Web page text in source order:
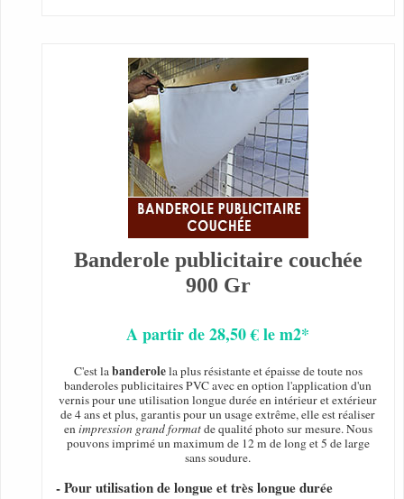
Banderole publicitaire couchée
900 Gr
A partir de 28,50 € le m2*
C'est labanderolela plus résistante et épaisse de toute nos
banderoles publicitaires PVC avec en option l'application d'un
vernis pour une utilisation longue durée en intérieur et extérieur
de 4 ans et plus, garantis pour un usage extrême, elle est réaliser
enimpression grand formatde qualité photo sur mesure. Nous
pouvons imprimé un maximum de 12 m de long et 5 de large
sans soudure.
- Pour utilisation de longue et très longue durée